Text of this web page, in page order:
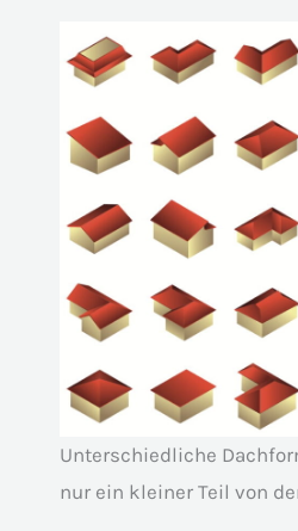
Unterschiedliche
nur ein kleiner Teil von